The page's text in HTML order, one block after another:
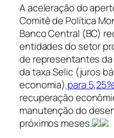
A aceleração do
Comitê de Política
Banco Central (BC)
entidades do setor
de representantes
da taxa Selic (juros
economia) para
recuperação
manutenção do
próximos meses.